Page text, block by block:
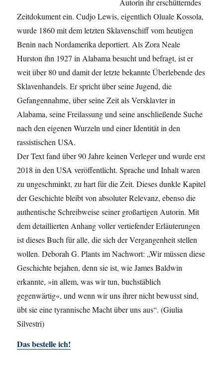
Autorin ihr erschütterndes
Zeitdokument ein. Cudjo Lewis, eigentlich Oluale Kossola,
wurde 1860 mit dem letzten Sklavenschiff vom heutigen
Benin nach Nordamerika deportiert. Als Zora Neale
Hurston ihn 1927 in Alabama besucht und befragt, ist er
weit über 80 und damit der letzte bekannte Überlebende des
Sklavenhandels.Er spricht über seine Jugend, die
Gefangennahme, über seine Zeit als Versklavter in
Alabama, seine Freilassung und seine anschließende Suche
nach den eigenen Wurzeln und einer Identität in den
rassistischen USA.
Der Text fand über 90 Jahre keinen Verleger und wurde erst
2018 in den USA veröffentlicht. Sprache und Inhalt waren
zu ungeschminkt, zu hart für die Zeit. Dieses dunkle Kapitel
der Geschichte bleibt von absoluter Relevanz, ebenso die
authentische Schreibweise seiner großartigen Autorin. Mit
dem detaillierten Anhang voller vertiefender Erläuterungen
ist dieses Buch für alle, die sich der Vergangenheit stellen
wollen. Deborah G. Plants im Nachwort: „Wir müssen diese
Geschichte bejahen, denn sie ist, wie James Baldwin
erkannte, »in allem, was wir tun, buchstäblich
gegenwärtig«, und wenn wir uns ihrer nicht bewusst sind,
übt sie eine tyrannische Macht über uns aus“. (Giulia
Silvestri)
Das bestelle ich!